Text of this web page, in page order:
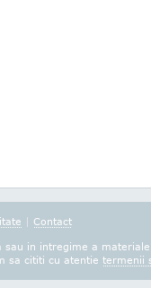
| Contact
sau in intregime a
sa cititi cu atentie termenii